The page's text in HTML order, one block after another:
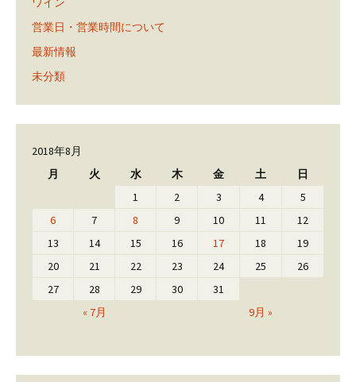
営業日・営業時間について
最新情報
未分類
2018年8月
月
火 水 木 金 土 日
« 7月 9月 »
1 2 3 4
5
6
7 8 9 10 11
12
13
14 15 16 17 18
19
20
21 22 23 24 25
26
27
28 29 30 31